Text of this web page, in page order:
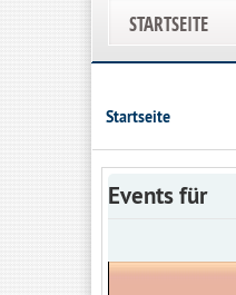
STARTSEITE
Startseite
Events für